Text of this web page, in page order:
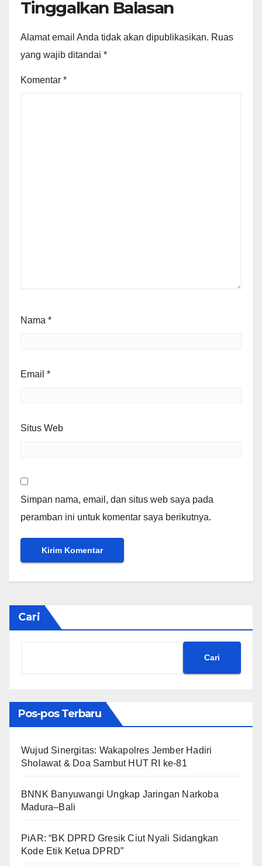
Tinggalkan Balasan
Alamat email Anda tidak akan dipublikasikan. Ruas
yang wajib ditandai *
Komentar *
Nama *
Email *
Situs Web
Simpan nama, email, dan situs web saya pada
peramban ini untuk komentar saya berikutnya.
Cari
Cari
Pos-pos Terbaru
Wujud Sinergitas: Wakapolres Jember Hadiri
Sholawat & Doa Sambut HUT RI ke-81
BNNK Banyuwangi Ungkap Jaringan Narkoba
Madura–Bali
PiAR: “BK DPRD Gresik Ciut Nyali Sidangkan
Kode Etik Ketua DPRD”